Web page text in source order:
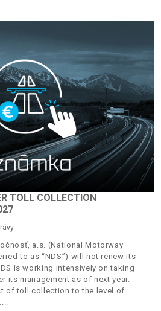
TOLL COLLECTION
a.s. (National Motorway
to as “NDS”) will not renew its
is working intensively on taking
its management as of next year.
of toll collection to the level of